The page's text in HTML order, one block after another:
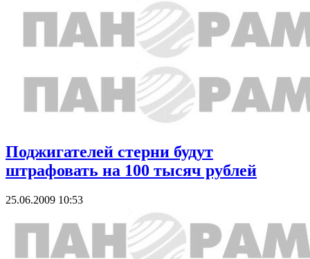
Поджигателей стерни будут
штрафовать на 100 тысяч рублей
25.06.2009 10:53